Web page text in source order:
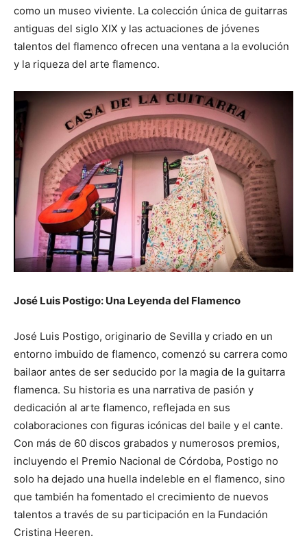
como un museo viviente. La colección única de guitarras
antiguas del siglo XIX y las actuaciones de jóvenes
talentos del flamenco ofrecen una ventana a la evolución
y la riqueza del arte flamenco.
José Luis Postigo: Una Leyenda del Flamenco
José Luis Postigo, originario de Sevilla y criado en un
entorno imbuido de flamenco, comenzó su carrera como
bailaor antes de ser seducido por la magia de la guitarra
flamenca. Su historia es una narrativa de pasión y
dedicación al arte flamenco, reflejada en sus
colaboraciones con figuras icónicas del baile y el cante.
Con más de 60 discos grabados y numerosos premios,
incluyendo el Premio Nacional de Córdoba, Postigo no
solo ha dejado una huella indeleble en el flamenco, sino
que también ha fomentado el crecimiento de nuevos
talentos a través de su participación en la Fundación
Cristina Heeren.